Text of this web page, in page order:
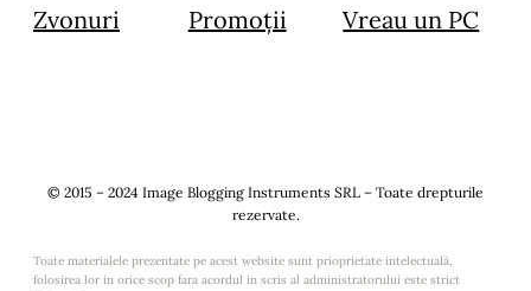
Zvonuri
Promoții
Vreau un PC
© 2015 – 2024 Image Blogging Instruments SRL – Toate drepturile
rezervate.
Toate materialele prezentate pe acest website sunt prioprietate intelectuală,
folosirea lor in orice scop fara acordul in scris al administratorului este strict